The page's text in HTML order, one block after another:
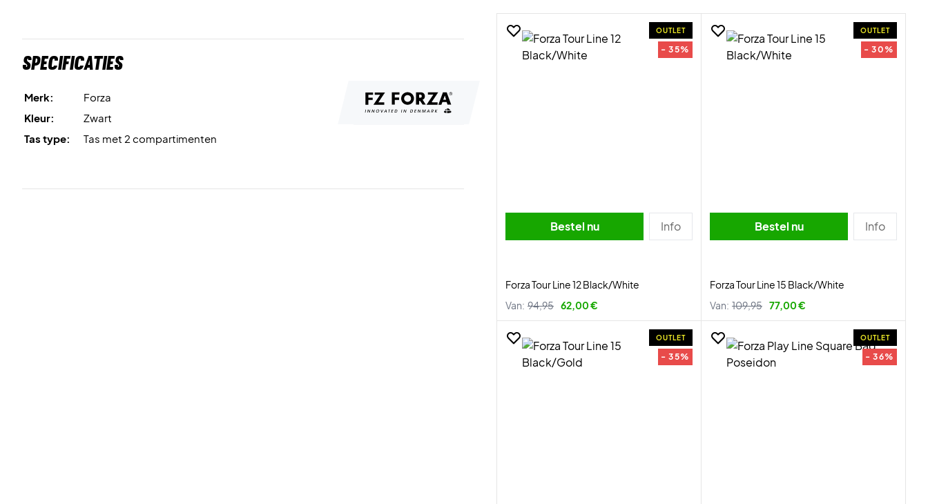
Specificaties
Merk:
Forza
Kleur:
Zwart
Tas type:
Tas met 2 compartimenten
OUTLET
- 35%
Bestel nu Info
Forza Tour Line 12 Black/White
Van: 94,95 62,00 €
OUTLET
- 30%
Bestel nu Info
Forza Tour Line 15 Black/White
Van: 109,95 77,00 €
OUTLET
- 35%
OUTLET
- 36%